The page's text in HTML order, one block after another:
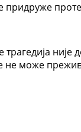
придруже
није
не може